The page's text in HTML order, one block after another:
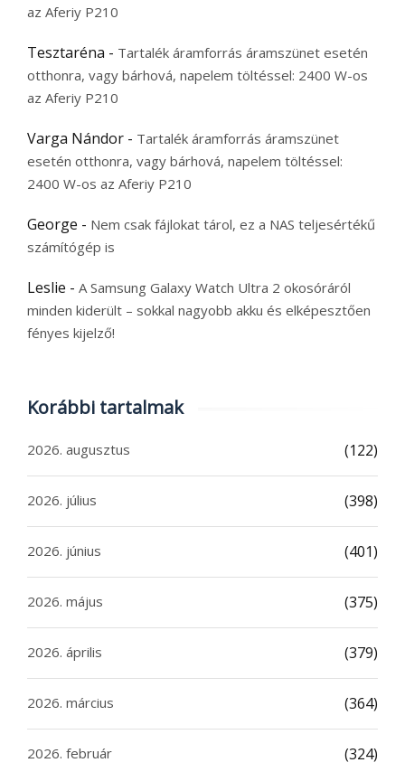
az Aferiy P210
Tesztaréna - Tartalék áramforrás áramszünet esetén
otthonra, vagy bárhová, napelem töltéssel: 2400 W-os
az Aferiy P210
Varga Nándor - Tartalék áramforrás áramszünet
esetén otthonra, vagy bárhová, napelem töltéssel:
2400 W-os az Aferiy P210
George - Nem csak fájlokat tárol, ez a NAS teljesértékű
számítógép is
Leslie - A Samsung Galaxy Watch Ultra 2 okosóráról
minden kiderült – sokkal nagyobb akku és elképesztően
fényes kijelző!
Korábbi tartalmak
2026. augusztus (122)
2026. július (398)
2026. június (401)
2026. május (375)
2026. április (379)
2026. március (364)
2026. február (324)